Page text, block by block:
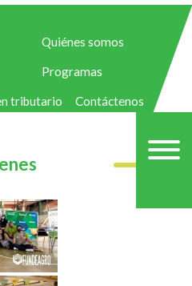
Quiénes somos
Programas
tributario Contáctenos